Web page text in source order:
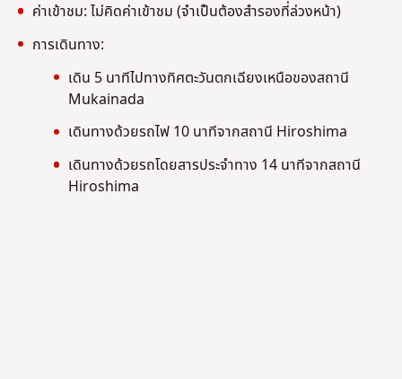
ค่าเข้าชม: ไม่คิดค่าเข้าชม (จำเป็นต้องสำรองที่ล่วงหน้า)
การเดินทาง:
เดิน 5 นาทีไปทางทิศตะวันตกเฉียงเหนือของสถานี
Mukainada
เดินทางด้วยรถไฟ 10 นาทีจากสถานี Hiroshima
เดินทางด้วยรถโดยสารประจำทาง 14 นาทีจากสถานี
Hiroshima